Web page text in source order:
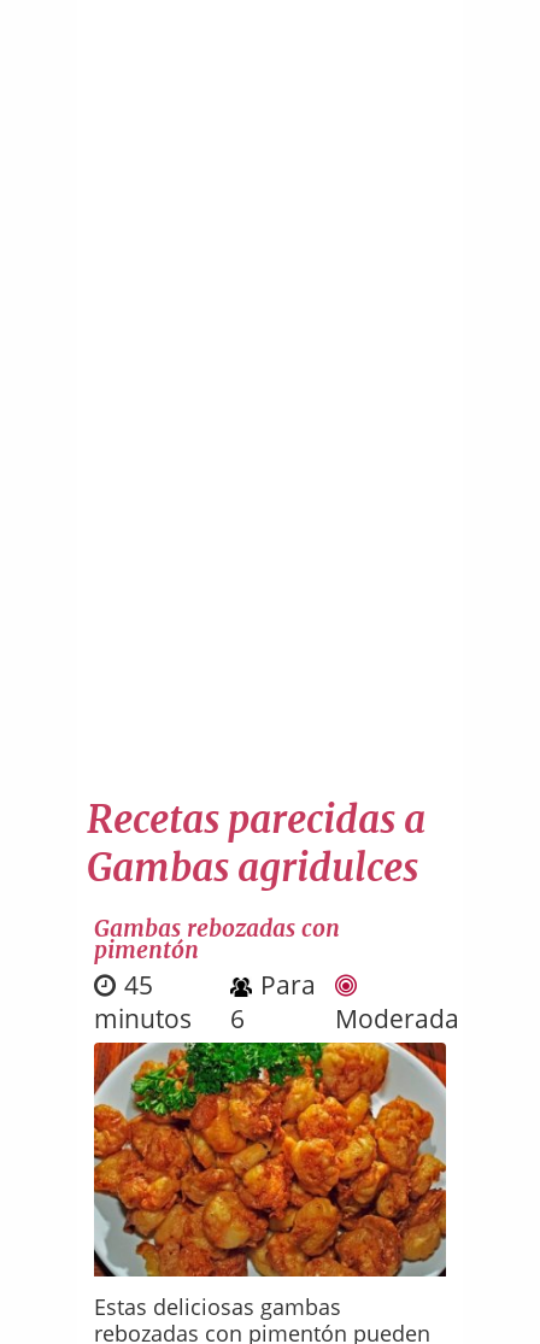
Recetas parecidas a
Gambas agridulces
Gambas rebozadas con
pimentón
45
minutos
Para
6
Moderada
Estas deliciosas gambas
rebozadas con pimentón pueden